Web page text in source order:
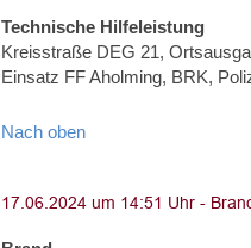
Technische Hilfeleistung
Kreisstraße DEG 21,
Einsatz FF Aholming, BRK,
Nach oben